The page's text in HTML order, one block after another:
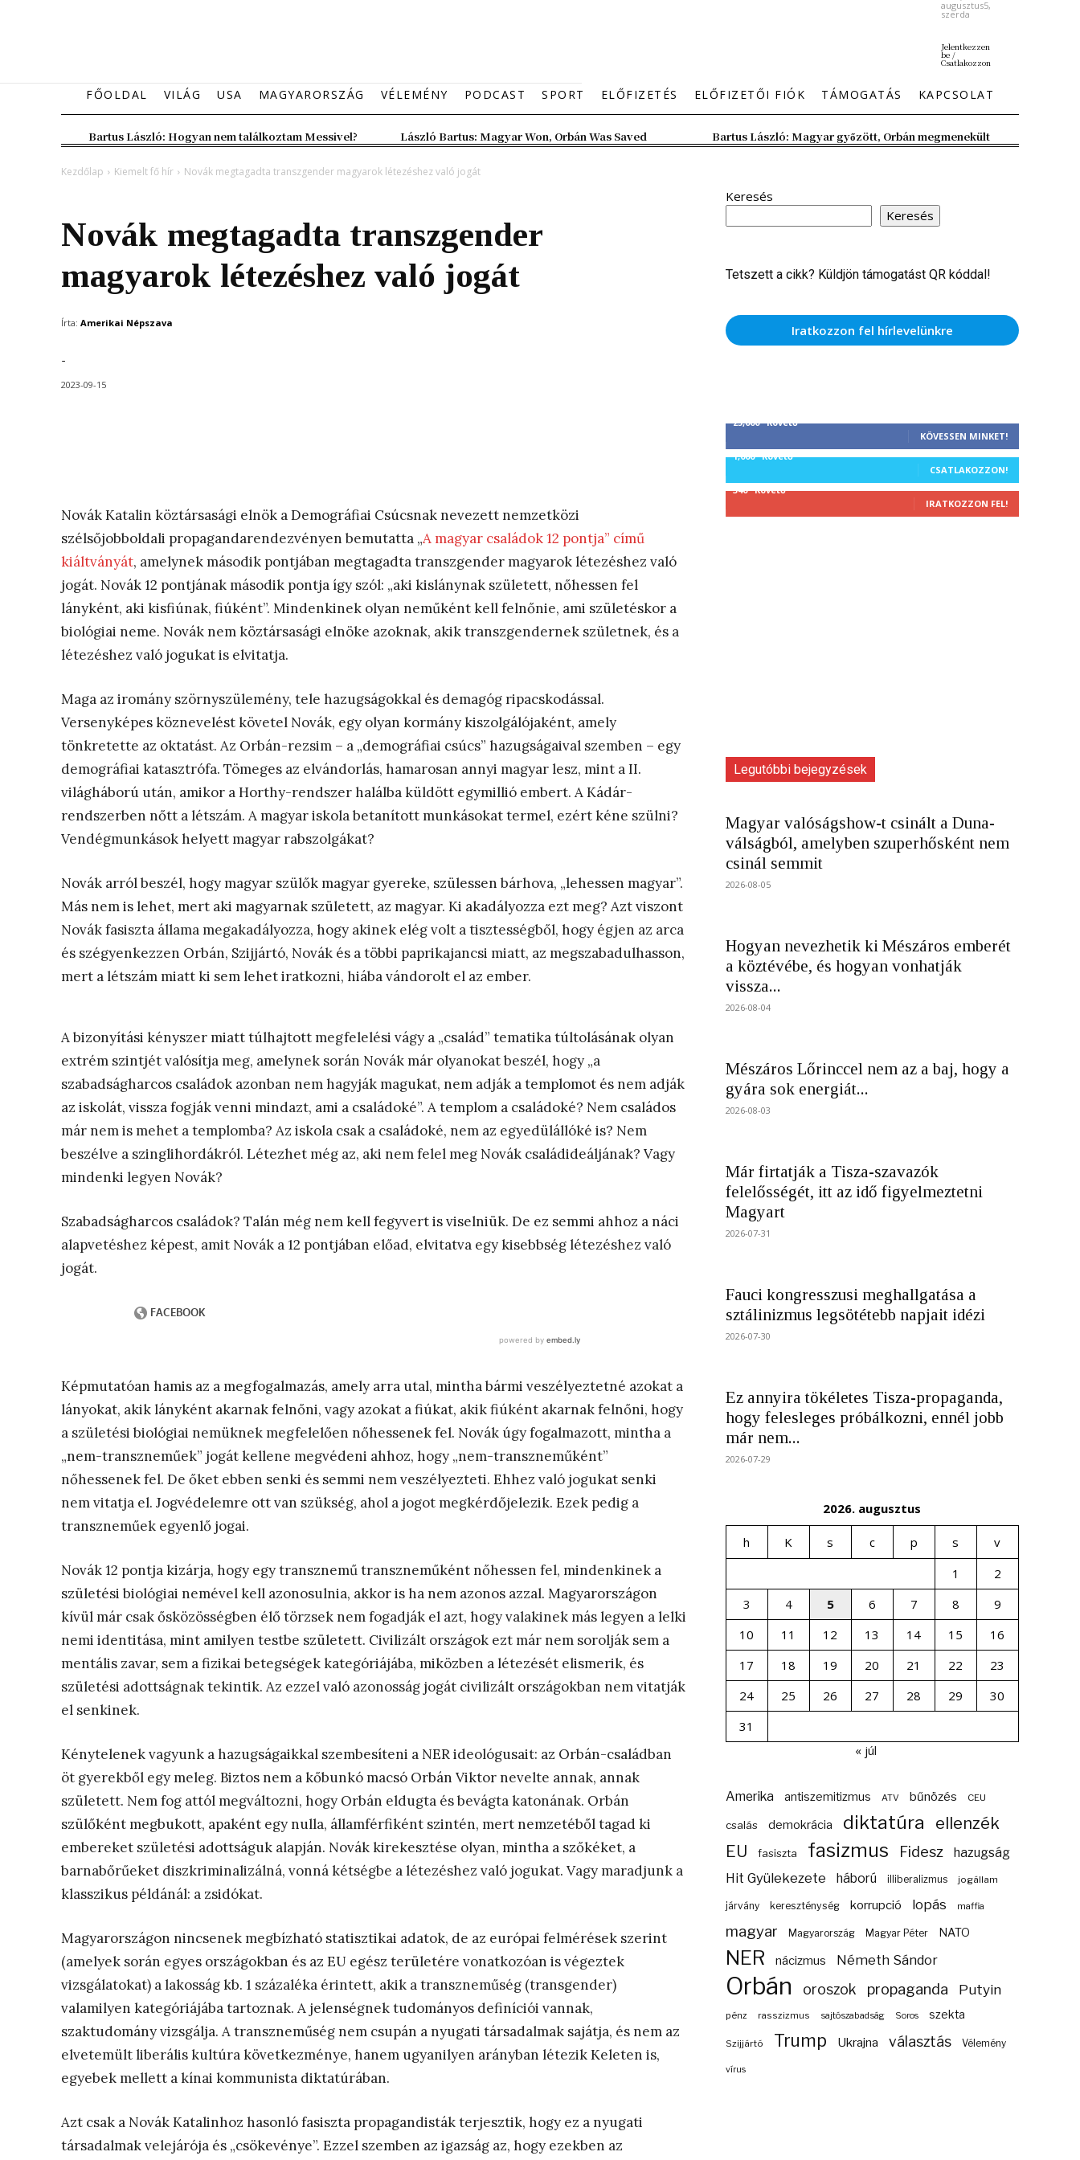
augusztus5,
szerda
Jelentkezzen
be /
Csatlakozzon
FŐOLDAL VILÁG USA MAGYARORSZÁG VÉLEMÉNY PODCAST SPORT ELŐFIZETÉS ELŐFIZETŐI FIÓK TÁMOGATÁS KAPCSOLAT
Bartus László: Hogyan nem találkoztam Messivel? László Bartus: Magyar Won, Orbán Was Saved Bartus László: Magyar győzött, Orbán megmenekült
Kezdőlap Kiemelt fő hír Novák megtagadta transzgender magyarok létezéshez való jogát
Novák megtagadta transzgender
magyarok létezéshez való jogát
Írta: Amerikai Népszava
-
2023-09-15
Novák Katalin köztársasági elnök a Demográfiai Csúcsnak nevezett nemzetközi
szélsőjobboldali propagandarendezvényen bemutatta „A magyar családok 12 pontja” című
kiáltványát, amelynek második pontjában megtagadta transzgender magyarok létezéshez való
jogát. Novák 12 pontjának második pontja így szól: „aki kislánynak született, nőhessen fel
lányként, aki kisfiúnak, fiúként”. Mindenkinek olyan neműként kell felnőnie, ami születéskor a
biológiai neme. Novák nem köztársasági elnöke azoknak, akik transzgendernek születnek, és a
létezéshez való jogukat is elvitatja.
Maga az iromány szörnyszülemény, tele hazugságokkal és demagóg ripacskodással.
Versenyképes köznevelést követel Novák, egy olyan kormány kiszolgálójaként, amely
tönkretette az oktatást. Az Orbán-rezsim – a „demográfiai csúcs” hazugságaival szemben – egy
demográfiai katasztrófa. Tömeges az elvándorlás, hamarosan annyi magyar lesz, mint a II.
világháború után, amikor a Horthy-rendszer halálba küldött egymillió embert. A Kádár-
rendszerben nőtt a létszám. A magyar iskola betanított munkásokat termel, ezért kéne szülni?
Vendégmunkások helyett magyar rabszolgákat?
Novák arról beszél, hogy magyar szülők magyar gyereke, szülessen bárhova, „lehessen magyar”.
Más nem is lehet, mert aki magyarnak született, az magyar. Ki akadályozza ezt meg? Azt viszont
Novák fasiszta állama megakadályozza, hogy akinek elég volt a tisztességből, hogy égjen az arca
és szégyenkezzen Orbán, Szijjártó, Novák és a többi paprikajancsi miatt, az megszabadulhasson,
mert a létszám miatt ki sem lehet iratkozni, hiába vándorolt el az ember.
A bizonyítási kényszer miatt túlhajtott megfelelési vágy a „család” tematika túltolásának olyan
extrém szintjét valósítja meg, amelynek során Novák már olyanokat beszél, hogy „a
szabadságharcos családok azonban nem hagyják magukat, nem adják a templomot és nem adják
az iskolát, vissza fogják venni mindazt, ami a családoké”. A templom a családoké? Nem családos
már nem is mehet a templomba? Az iskola csak a családoké, nem az egyedülállóké is? Nem
beszélve a szinglihordákról. Létezhet még az, aki nem felel meg Novák családideáljának? Vagy
mindenki legyen Novák?
Szabadságharcos családok? Talán még nem kell fegyvert is viselniük. De ez semmi ahhoz a náci
alapvetéshez képest, amit Novák a 12 pontjában előad, elvitatva egy kisebbség létezéshez való
jogát.
Képmutatóan hamis az a megfogalmazás, amely arra utal, mintha bármi veszélyeztetné azokat a
lányokat, akik lányként akarnak felnőni, vagy azokat a fiúkat, akik fiúként akarnak felnőni, hogy
a születési biológiai nemüknek megfelelően nőhessenek fel. Novák úgy fogalmazott, mintha a
„nem-transzneműek” jogát kellene megvédeni ahhoz, hogy „nem-transzneműként”
nőhessenek fel. De őket ebben senki és semmi nem veszélyezteti. Ehhez való jogukat senki
nem vitatja el. Jogvédelemre ott van szükség, ahol a jogot megkérdőjelezik. Ezek pedig a
transzneműek egyenlő jogai.
Novák 12 pontja kizárja, hogy egy transznemű transzneműként nőhessen fel, mindenkinek a
születési biológiai nemével kell azonosulnia, akkor is ha nem azonos azzal. Magyarországon
kívül már csak ősközösségben élő törzsek nem fogadják el azt, hogy valakinek más legyen a lelki
nemi identitása, mint amilyen testbe született. Civilizált országok ezt már nem sorolják sem a
mentális zavar, sem a fizikai betegségek kategóriájába, miközben a létezését elismerik, és
születési adottságnak tekintik. Az ezzel való azonosság jogát civilizált országokban nem vitatják
el senkinek.
Kénytelenek vagyunk a hazugságaikkal szembesíteni a NER ideológusait: az Orbán-családban
öt gyerekből egy meleg. Biztos nem a kőbunkó macsó Orbán Viktor nevelte annak, annak
született. Nem fog attól megváltozni, hogy Orbán eldugta és bevágta katonának. Orbán
szülőként megbukott, apaként egy nulla, államférfiként szintén, mert nemzetéből tagad ki
embereket születési adottságuk alapján. Novák kirekesztése olyan, mintha a szőkéket, a
barnabőrűeket diszkriminalizálná, vonná kétségbe a létezéshez való jogukat. Vagy maradjunk a
klasszikus példánál: a zsidókat.
Magyarországon nincsenek megbízható statisztikai adatok, de az európai felmérések szerint
(amelyek során egyes országokban és az EU egész területére vonatkozóan is végeztek
vizsgálatokat) a lakosság kb. 1 százaléka érintett, akik a transzneműség (transgender)
valamilyen kategóriájába tartoznak. A jelenségnek tudományos definíciói vannak,
szaktudomány vizsgálja. A transzneműség nem csupán a nyugati társadalmak sajátja, és nem az
elvetemült liberális kultúra következménye, hanem ugyanilyen arányban létezik Keleten is,
egyebek mellett a kínai kommunista diktatúrában.
Azt csak a Novák Katalinhoz hasonló fasiszta propagandisták terjesztik, hogy ez a nyugati
társadalmak velejárója és „csökevénye”. Ezzel szemben az igazság az, hogy ezekben az
Keresés
Keresés
Tetszett a cikk? Küldjön támogatást QR kóddal!
Iratkozzon fel hírlevelünkre
25,000 Követő
KÖVESSEN MINKET!
1,000 Követő
CSATLAKOZZON!
340 Követő
IRATKOZZON FEL!
Legutóbbi bejegyzések
Magyar valóságshow-t csinált a Duna-
válságból, amelyben szuperhősként nem
csinál semmit
2026-08-05
Hogyan nevezhetik ki Mészáros emberét
a köztévébe, és hogyan vonhatják
vissza...
2026-08-04
Mészáros Lőrinccel nem az a baj, hogy a
gyára sok energiát...
2026-08-03
Már firtatják a Tisza-szavazók
felelősségét, itt az idő figyelmeztetni
Magyart
2026-07-31
Fauci kongresszusi meghallgatása a
sztálinizmus legsötétebb napjait idézi
2026-07-30
Ez annyira tökéletes Tisza-propaganda,
hogy felesleges próbálkozni, ennél jobb
már nem...
2026-07-29
2026. augusztus
h K s c p s
v
1
2
3
4 5 6 7 8
9
10
11 12 13 14 15
16
17
18 19 20 21 22
23
24
25 26 27 28 29
30
31
« júl
Amerika antiszemitizmus ATV bűnözés CEU
csalás demokrácia diktatúra ellenzék
EU fasiszta fasizmus Fidesz hazugság
Hit Gyülekezete háború illiberalizmus jogállam
járvány kereszténység korrupció lopás maffia
magyar Magyarország Magyar Péter NATO
NER nácizmus Németh Sándor
Orbán oroszok propaganda Putyin
pénz rasszizmus sajtószabadság Soros szekta
Szijjártó Trump Ukrajna választás Vélemény
vírus